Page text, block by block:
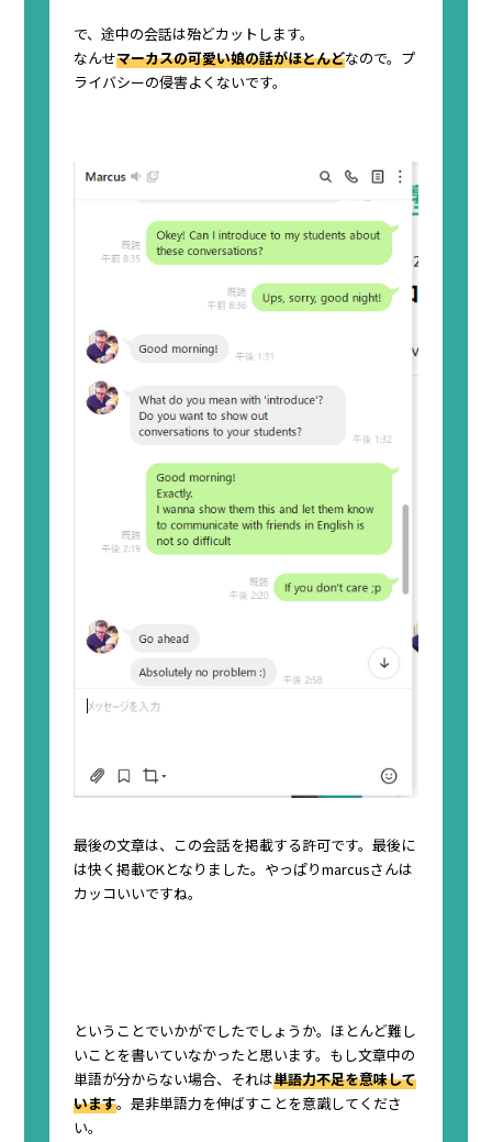
で、途中の会話は殆どカットします。
なんせマーカスの可愛い娘の話がほとんどなので。プ
ライバシーの侵害よくないです。
最後の文章は、この会話を掲載する許可です。最後に
は快く掲載OKとなりました。やっぱりmarcusさんは
カッコいいですね。
ということでいかがでしたでしょうか。ほとんど難し
いことを書いていなかったと思います。もし文章中の
単語が分からない場合、それは単語力不足を意味して
います。是非単語力を伸ばすことを意識してくださ
い。